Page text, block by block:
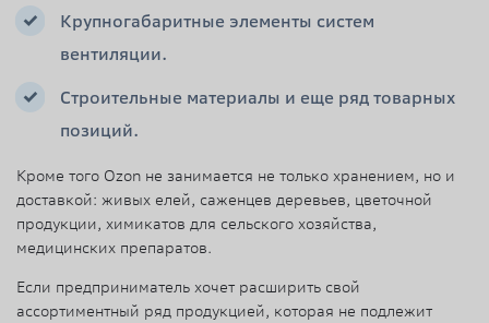
Крупногабаритные элементы систем
вентиляции.
Строительные материалы и еще ряд товарных
позиций.
Кроме того Ozon не занимается не только хранением, но и
доставкой: живых елей, саженцев деревьев, цветочной
продукции, химикатов для сельского хозяйства,
медицинских препаратов.
Если предприниматель хочет расширить свой
ассортиментный ряд продукцией, которая не подлежит